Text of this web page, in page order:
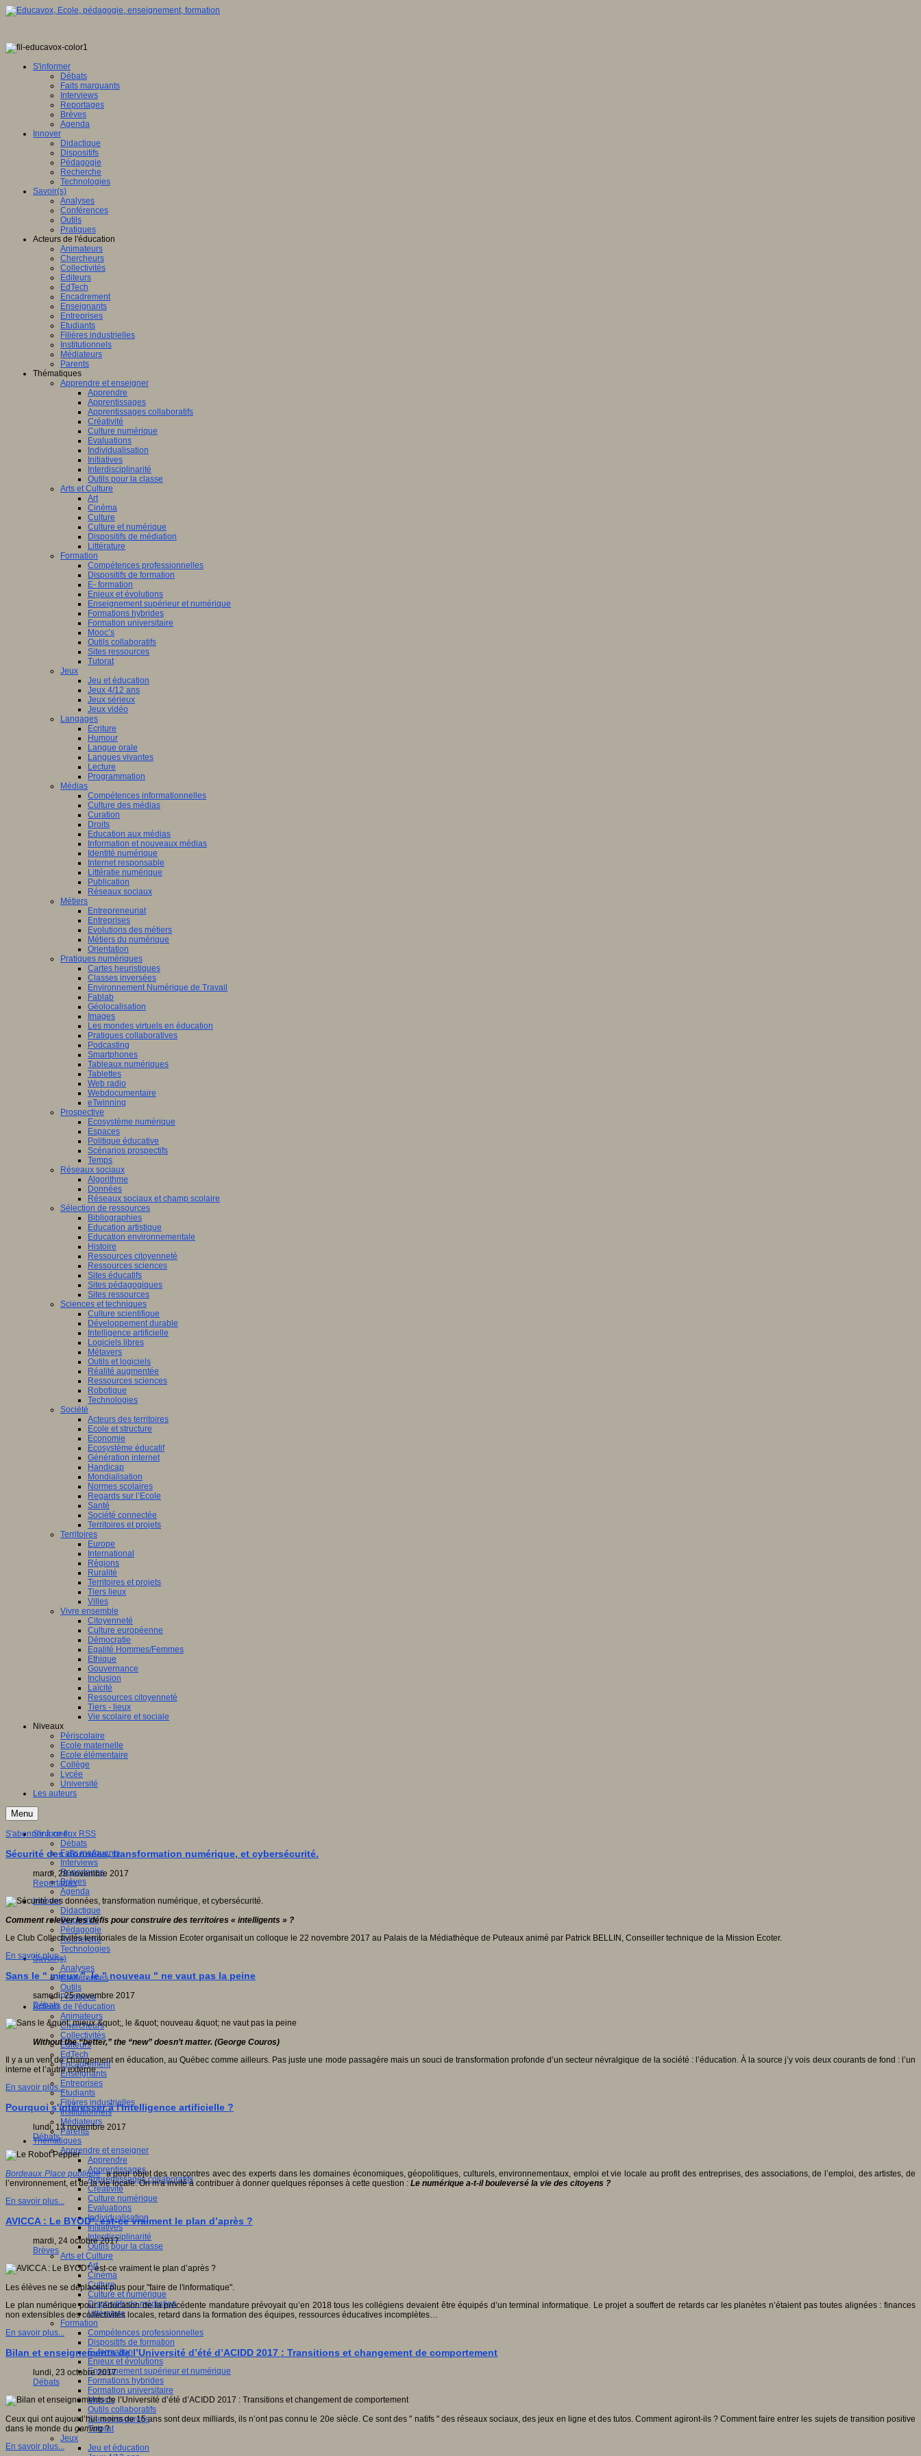
S'informer
Débats
Faits marquants
Interviews
Reportages
Brèves
Agenda
Innover
Didactique
Dispositifs
Pédagogie
Recherche
Technologies
Savoir(s)
Analyses
Conférences
Outils
Pratiques
Acteurs de l'éducation
Animateurs
Chercheurs
Collectivités
Editeurs
EdTech
Encadrement
Enseignants
Entreprises
Etudiants
Filières industrielles
Institutionnels
Médiateurs
Parents
Thématiques
Apprendre et enseigner
Apprendre
Apprentissages
Apprentissages collaboratifs
Créativité
Culture numérique
Evaluations
Individualisation
Initiatives
Interdisciplinarité
Outils pour la classe
Arts et Culture
Art
Cinéma
Culture
Culture et numérique
Dispositifs de médiation
Littérature
Formation
Compétences professionnelles
Dispositifs de formation
E- formation
Enjeux et évolutions
Enseignement supérieur et numérique
Formations hybrides
Formation universitaire
Mooc’s
Outils collaboratifs
Sites ressources
Tutorat
Jeux
Jeu et éducation
Jeux 4/12 ans
Jeux sérieux
Jeux vidéo
Langages
Ecriture
Humour
Langue orale
Langues vivantes
Lecture
Programmation
Médias
Compétences informationnelles
Culture des médias
Curation
Droits
Education aux médias
Information et nouveaux médias
Identité numérique
Internet responsable
Littératie numérique
Publication
Réseaux sociaux
Métiers
Entrepreneuriat
Entreprises
Evolutions des métiers
Métiers du numérique
Orientation
Pratiques numériques
Cartes heuristiques
Classes inversées
Environnement Numérique de Travail
Fablab
Géolocalisation
Images
Les mondes virtuels en éducation
Pratiques collaboratives
Podcasting
Smartphones
Tableaux numériques
Tablettes
Web radio
Webdocumentaire
eTwinning
Prospective
Ecosystème numérique
Espaces
Politique éducative
Scénarios prospectifs
Temps
Réseaux sociaux
Algorithme
Données
Réseaux sociaux et champ scolaire
Sélection de ressources
Bibliographies
Education artistique
Education environnementale
Histoire
Ressources citoyenneté
Ressources sciences
Sites éducatifs
Sites pédagogiques
Sites ressources
Sciences et techniques
Culture scientifique
Développement durable
Intelligence artificielle
Logiciels libres
Métavers
Outils et logiciels
Réalité augmentée
Ressources sciences
Robotique
Technologies
Société
Acteurs des territoires
Ecole et structure
Economie
Ecosystème éducatif
Génération internet
Handicap
Mondialisation
Normes scolaires
Regards sur l’Ecole
Santé
Société connectée
Territoires et projets
Territoires
Europe
International
Régions
Ruralité
Territoires et projets
Tiers lieux
Villes
Vivre ensemble
Citoyenneté
Culture européenne
Démocratie
Egalité Hommes/Femmes
Ethique
Gouvernance
Inclusion
Laïcité
Ressources citoyenneté
Tiers - lieux
Vie scolaire et sociale
Niveaux
Périscolaire
Ecole maternelle
Ecole élémentaire
Collège
Lycée
Université
Les auteurs
Menu
S'informer
Débats
Faits marquants
Interviews
Reportages
Brèves
Agenda
Innover
Didactique
Dispositifs
Pédagogie
Recherche
Technologies
Savoir(s)
Analyses
Conférences
Outils
Pratiques
Acteurs de l'éducation
Animateurs
Chercheurs
Collectivités
Editeurs
EdTech
Encadrement
Enseignants
Entreprises
Etudiants
Filières industrielles
Institutionnels
Médiateurs
Parents
Thématiques
Apprendre et enseigner
Apprendre
Apprentissages
Apprentissages collaboratifs
Créativité
Culture numérique
Evaluations
Individualisation
Initiatives
Interdisciplinarité
Outils pour la classe
Arts et Culture
Art
Cinéma
Culture
Culture et numérique
Dispositifs de médiation
Littérature
Formation
Compétences professionnelles
Dispositifs de formation
E- formation
Enjeux et évolutions
Enseignement supérieur et numérique
Formations hybrides
Formation universitaire
Mooc’s
Outils collaboratifs
Sites ressources
Tutorat
Jeux
Jeu et éducation
S'abonner à ce flux RSS
Sécurité des données, transformation numérique, et cybersécurité.
mardi, 28 novembre 2017
Reportages
Comment relever les défis pour construire des territoires « intelligents » ?
Le Club Collectivités territoriales de la Mission Ecoter organisait un colloque le 22 novembre 2017 au Palais de la Médiathèque de Puteaux animé par Patrick BELLIN, Conseiller technique de la Mission Ecoter.
En savoir plus...
Sans le " mieux ", le " nouveau " ne vaut pas la peine
samedi, 25 novembre 2017
Débats
Without the “better,” the “new” doesn’t matter. (George Couros)
Il y a un vent de changement en éducation, au Québec comme ailleurs. Pas juste une mode passagère mais un souci de transformation profonde d’un secteur névralgique de la société : l’éducation. À la source j’y vois deux courants de fond : l’un
interne et l’autre externe.
En savoir plus...
Pourquoi s'intéresser à l'Intelligence artificielle ?
lundi, 13 novembre 2017
Débats
Bordeaux Place publiquea pour objet des rencontres avec des experts dans les domaines économiques, géopolitiques, culturels, environnementaux, emploi et vie locale au profit des entreprises, des associations, de l’emploi, des artistes, de
l’environnement, et de la vie locale. On m'a invité à contribuer à donner quelques réponses à cette question : Le numérique a-t-il bouleversé la vie des citoyens ?
En savoir plus...
AVICCA : Le BYOD*, est-ce vraiment le plan d’après ?
mardi, 24 octobre 2017
Brèves
Les élèves ne se déplacent plus pour "faire de l'informatique".
Le plan numérique pour l’éducation de la précédente mandature prévoyait qu’en 2018 tous les collégiens devaient être équipés d’un terminal informatique. Le projet a souffert de retards car les planètes n’étaient pas toutes alignées : finances
non extensibles des collectivités locales, retard dans la formation des équipes, ressources éducatives incomplètes…
En savoir plus...
Bilan et enseignements de l’Université d’été d’ACIDD 2017 : Transitions et changement de comportement
lundi, 23 octobre 2017
Débats
Ceux qui ont aujourd’hui moins de 15 ans sont deux milliards, ils n’ont pas connu le 20e siècle. Ce sont des " natifs " des réseaux sociaux, des jeux en ligne et des tutos. Comment agiront-ils ? Comment faire entrer les sujets de transition positive
dans le monde du gaming?
En savoir plus...